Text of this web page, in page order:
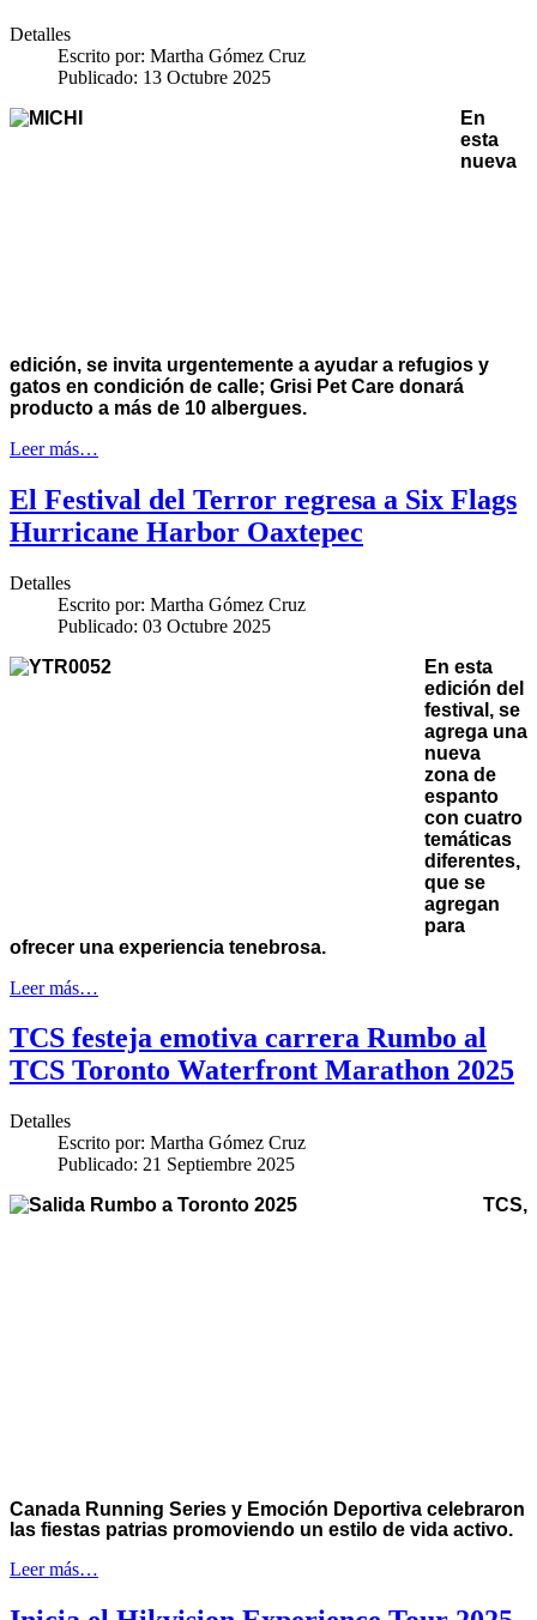
Detalles
Escrito por: Martha Gómez Cruz
Publicado: 13 Octubre 2025
En
esta
nueva
edición, se invita urgentemente a ayudar a refugios y
gatos en condición de calle; Grisi Pet Care donará
producto a más de 10 albergues.
Leer más…
El Festival del Terror regresa a Six Flags
Hurricane Harbor Oaxtepec
Detalles
Escrito por: Martha Gómez Cruz
Publicado: 03 Octubre 2025
En esta
edición del
festival, se
agrega una
nueva
zona de
espanto
con cuatro
temáticas
diferentes,
que se
agregan
para
ofrecer una experiencia tenebrosa.
Leer más…
TCS festeja emotiva carrera Rumbo al
TCS Toronto Waterfront Marathon 2025
Detalles
Escrito por: Martha Gómez Cruz
Publicado: 21 Septiembre 2025
TCS,
Canada Running Series y Emoción Deportiva celebraron
las fiestas patrias promoviendo un estilo de vida activo.
Leer más…